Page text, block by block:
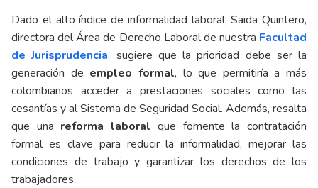
Dado el alto índice de informalidad laboral, Saida Quintero,
directora del Área de Derecho Laboral de nuestra Facultad
de Jurisprudencia, sugiere que la prioridad debe ser la
generación de empleo formal, lo que permitiría a más
colombianos acceder a prestaciones sociales como las
cesantías y al Sistema de Seguridad Social. Además, resalta
que una reforma laboral que fomente la contratación
formal es clave para reducir la informalidad, mejorar las
condiciones de trabajo y garantizar los derechos de los
trabajadores.